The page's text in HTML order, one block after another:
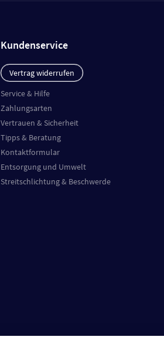
Kundenservice
Vertrag widerrufen
Service & Hilfe
Zahlungsarten
Vertrauen & Sicherheit
Tipps & Beratung
Kontaktformular
Entsorgung und Umwelt
Streitschlichtung & Beschwerde